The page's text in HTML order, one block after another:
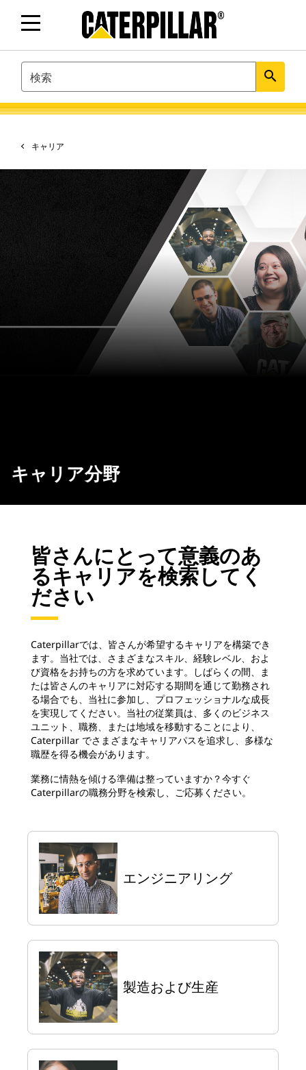
SEARCH search
キャリア
キャリア分野
皆さんにとって意義のあ
るキャリアを検索してく
ださい
Caterpillarでは、皆さんが希望するキャリアを構築でき
ます。当社では、さまざまなスキル、経験レベル、およ
び資格をお持ちの方を求めています。しばらくの間、ま
たは皆さんのキャリアに対応する期間を通じて勤務され
る場合でも、当社に参加し、プロフェッショナルな成長
を実現してください。当社の従業員は、多くのビジネス
ユニット、職務、または地域を移動することにより、
Caterpillar でさまざまなキャリアパスを追求し、多様な
職歴を得る機会があります。
業務に情熱を傾ける準備は整っていますか？今すぐ
Caterpillarの職務分野を検索し、ご応募ください。
エンジニアリング
製造および生産